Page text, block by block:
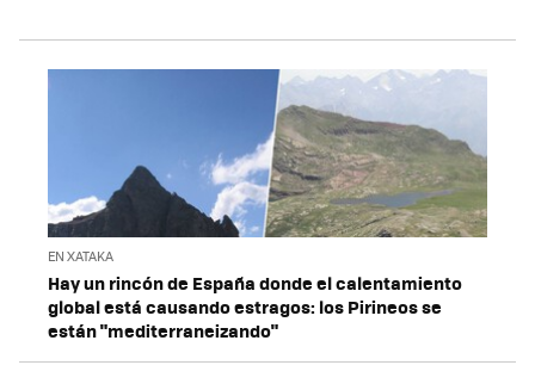
EN XATAKA
Hay un rincón de España donde el calentamiento
global está causando estragos: los Pirineos se
están "mediterraneizando"